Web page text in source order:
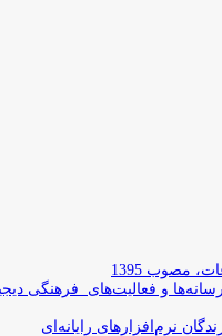
مصوب 1395
و فعالیت‌­های فرهنگی
نرم‌افزارهای رایانه‌ای